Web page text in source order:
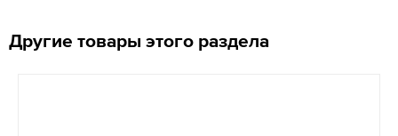
Другие товары этого раздела